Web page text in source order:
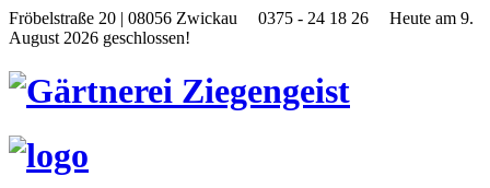
Fröbelstraße 20 | 08056 Zwickau 0375 - 24 18 26
Heute am 9.
August 2026 geschlossen!